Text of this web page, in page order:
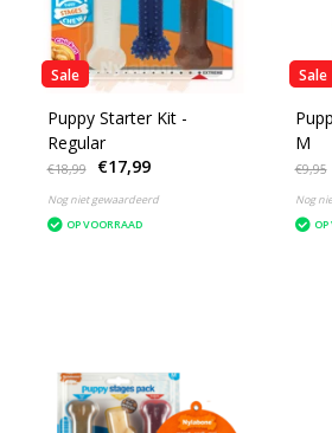
Sale
Puppy Starter Kit -
Regular
€18,99 €17,99
Nog niet gewaardeerd
OP VOORRAAD
Sale
M
€9,95
Nog